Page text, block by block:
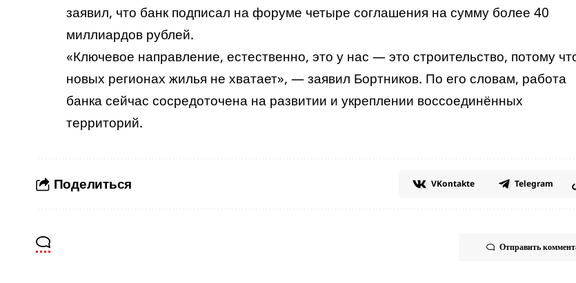
заявил, что банк подписал на форуме четыре соглашения на сумму более 40
миллиардов рублей.
«Ключевое направление, естественно, это у нас — это строительство, потому
новых регионах жилья не хватает», — заявил Бортников. По его словам, работа
банка сейчас сосредоточена на развитии и укреплении воссоединённых
территорий.
Поделиться VKontakte Telegram
Отправить